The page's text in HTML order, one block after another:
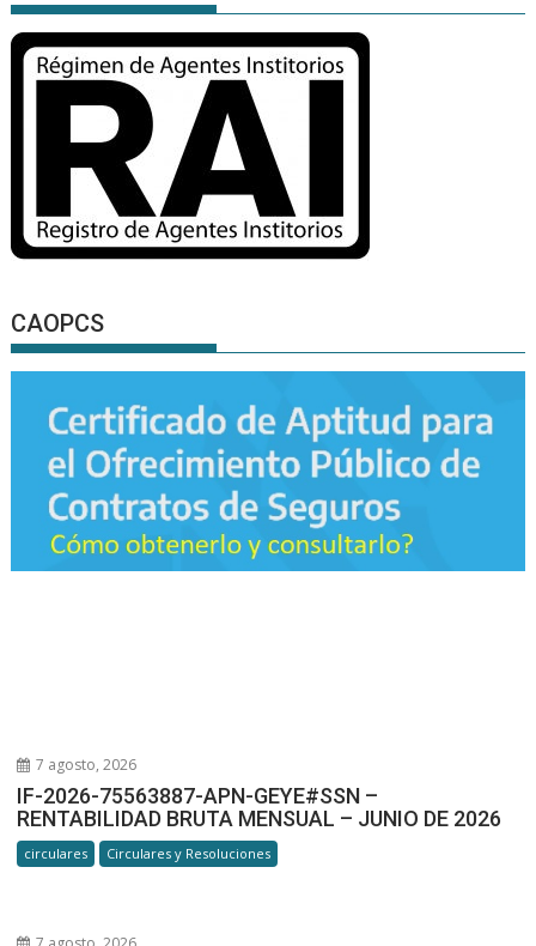
CAOPCS
7 agosto, 2026
IF-2026-75563887-APN-GEYE#SSN –
RENTABILIDAD BRUTA MENSUAL – JUNIO DE 2026
circulares Circulares y Resoluciones